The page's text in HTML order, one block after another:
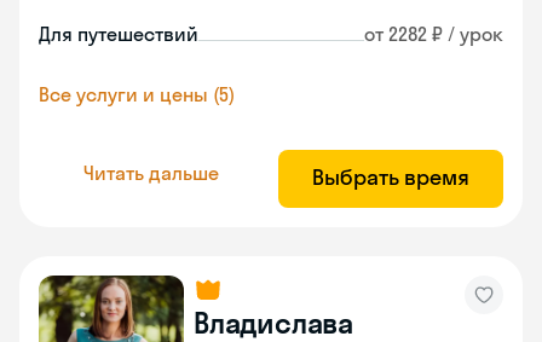
Для путешествий от 2282 ₽ / урок
Все услуги и цены (5)
Читать дальше Выбрать время
Владислава